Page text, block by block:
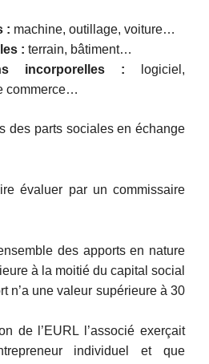
: machine, outillage, voiture…
: terrain, bâtiment…
incorporelles : logiciel,
commerce…
des parts sociales en échange
évaluer par un commissaire
des apports en nature
à la moitié du capital social
n’a une valeur supérieure à 30
de l’EURL l’associé exerçait
individuel et que